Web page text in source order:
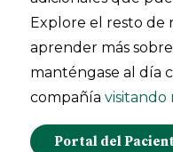
Explore el resto de
aprender más sobre
manténgase al día
compañía visitando
Portal del